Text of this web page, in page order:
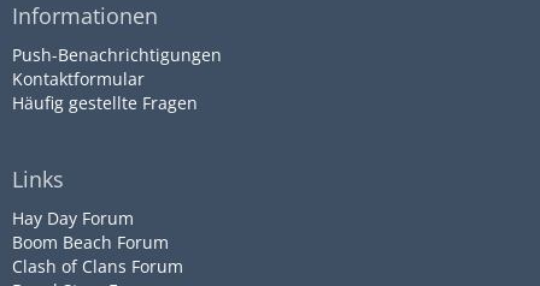
Informationen
Push-Benachrichtigungen
Kontaktformular
Häufig gestellte Fragen
Links
Hay Day Forum
Boom Beach Forum
Clash of Clans Forum